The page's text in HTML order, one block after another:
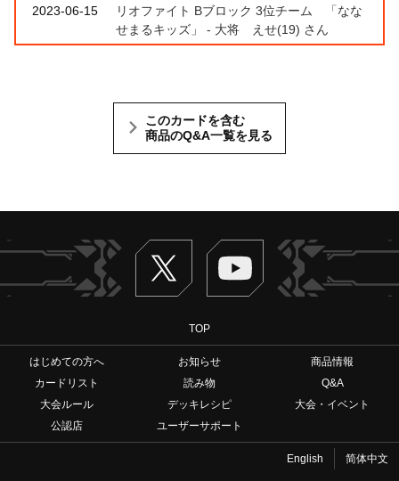
2023-06-15
リオファイト Bブロック 3位チーム 「なな
せまるキッズ」 - 大将 えせ(19) さん
このカードを含む
商品のQ&A一覧を見る
Twitter ヴァンガードch
TOP
はじめての方へ お知らせ
商品情報
カードリスト
読み物
Q&A
大会ルール
デッキレシピ
大会・イベント
公認店
ユーザーサポート
English 简体中文